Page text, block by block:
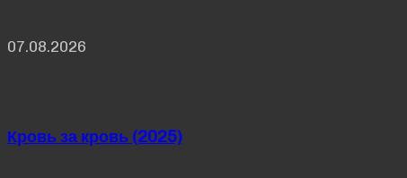
07.08.2026
Кровь за кровь (2025)